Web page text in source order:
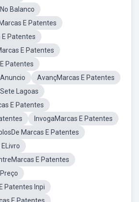
Balanco
E Patentes
E Patentes
E Patentes
Patentes
AvançMarcas E Patentes
Lagoas
E Patentes
InvogaMarcas E Patentes
Marcas E Patentes
E Patentes
Patentes Inpi